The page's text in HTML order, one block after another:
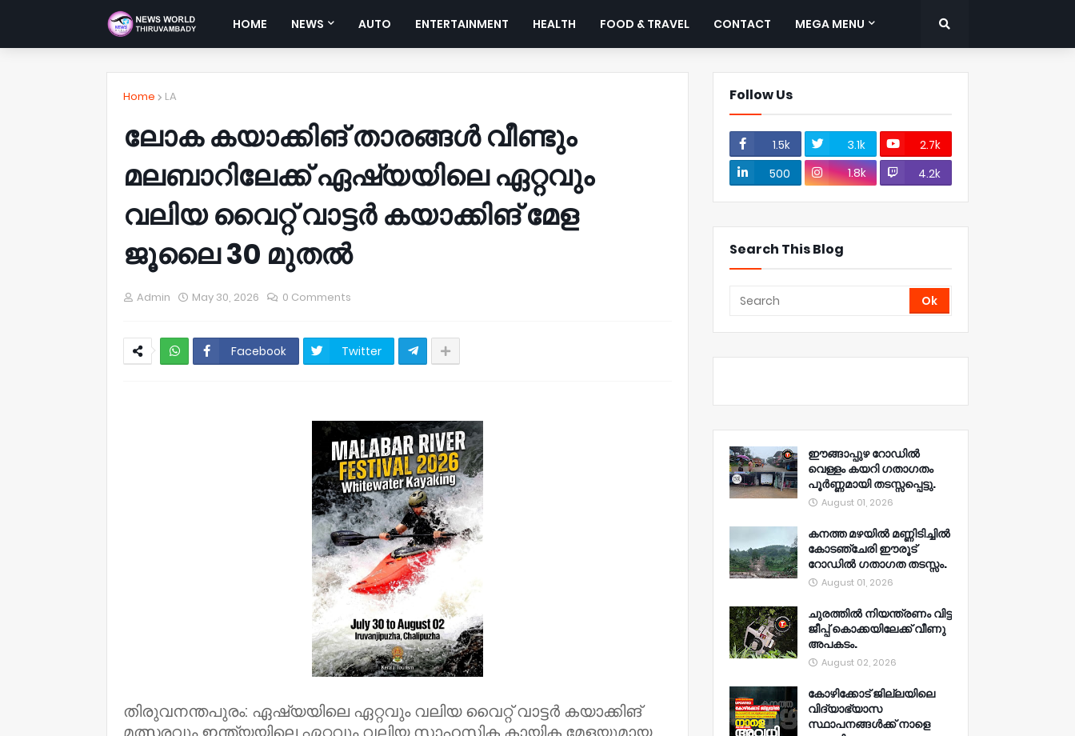
HOME NEWS AUTO ENTERTAINMENT HEALTH FOOD & TRAVEL CONTACT MEGA MENU
Home LA
ലോക കയാക്കിങ് താരങ്ങൾ വീണ്ടും
മലബാറിലേക്ക് ഏഷ്യയിലെ ഏറ്റവും
വലിയ വൈറ്റ് വാട്ടർ കയാക്കിങ് മേള
ജൂലൈ 30 മുതൽ
Admin May 30, 2026 0 Comments
Facebook Twitter
തിരുവനന്തപുരം: ഏഷ്യയിലെ ഏറ്റവും വലിയ വൈറ്റ് വാട്ടർ കയാക്കിങ്
Follow Us
1.5k 3.1k
2.7k
500
1.8k 4.2k
Search This Blog
ഈങ്ങാപ്പുഴ റോഡിൽ
വെള്ളം കയറി ഗതാഗതം
പൂർണ്ണമായി തടസ്സപ്പെട്ടു.
August 01, 2026
കനത്ത മഴയിൽ മണ്ണിടിച്ചിൽ
കോടഞ്ചേരി ഈരൂട്
റോഡിൽ ഗതാഗത തടസ്സം.
August 01, 2026
ചുരത്തിൽ നിയന്ത്രണം വിട്ട
ജീപ്പ് കൊക്കയിലേക്ക് വീണു
അപകടം.
August 02, 2026
കോഴിക്കോട് ജില്ലയിലെ
വിദ്യാഭ്യാസ
സ്ഥാപനങ്ങൾക്ക് നാളെ